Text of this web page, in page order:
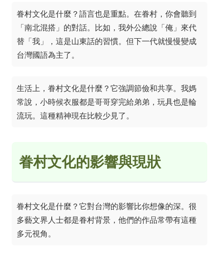
眷村文化是什麼？語言也是重點。在眷村，你會聽到
「南北混搭」的對話。比如，我外公總說「俺」來代
替「我」，這是山東話的習慣。但下一代就慢慢變成
台灣國語為主了。
生活上，眷村文化是什麼？它強調節儉和共享。我媽
常說，小時候衣服都是哥哥穿完給弟弟，玩具也是輪
流玩。這種精神現在比較少見了。
眷村文化的影響與現狀
眷村文化是什麼？它對台灣的影響比你想像的深。很
多藝文界人士都是眷村背景，他們的作品常帶有這種
多元視角。